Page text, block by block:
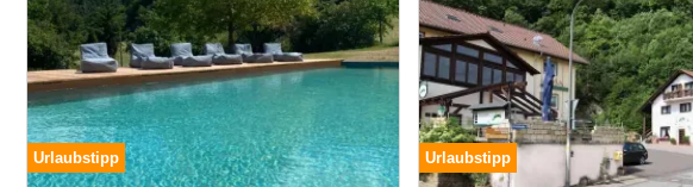
Urlaubstipp Urlaubstipp